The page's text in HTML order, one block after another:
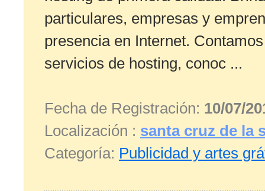
particulares, empresas y
presencia en Internet.
servicios de hosting, conoc ...
Fecha de Registración: 10/07/
Localización : santa cruz de la
Categoría: Publicidad y artes